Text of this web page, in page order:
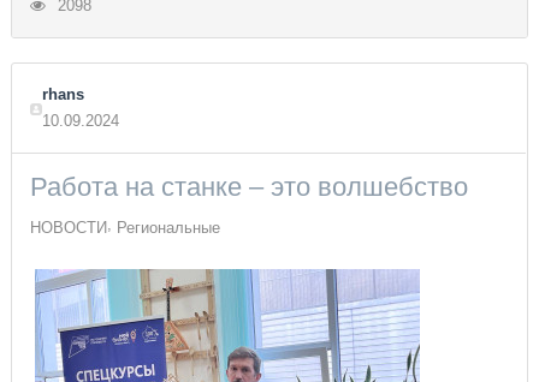
2098
rhans
10.09.2024
Работа на станке – это волшебство
НОВОСТИ Региональные